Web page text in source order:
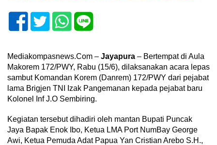
Mediakompasnews.Com – Jayapura – Bertempat di Aula
Makorem 172/PWY, Rabu (15/6), dilaksanakan acara lepas
sambut Komandan Korem (Danrem) 172/PWY dari pejabat
lama Brigjen TNI Izak Pangemanan kepada pejabat baru
Kolonel Inf J.O Sembiring.
Kegiatan tersebut dihadiri oleh mantan Bupati Puncak
Jaya Bapak Enok Ibo, Ketua LMA Port NumBay George
Awi, Ketua Pemuda Adat Papua Yan Cristian Arebo S.H.,